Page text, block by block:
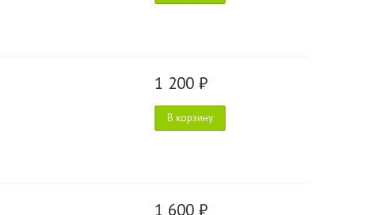
1 200 ₽
В корзину
1 600 ₽